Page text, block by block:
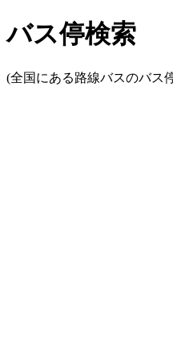
バス停検索
(全国にある路線バスのバス